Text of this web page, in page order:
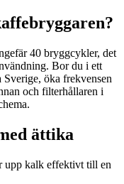
40 bryggcykler, det
Bor du i ett
öka frekvensen
och filterhållaren i
ättika
upp kalk effektivt till en